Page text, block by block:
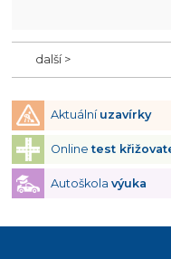
další >
Aktuální uzavírky
Onlinetest
Autoškola výuka